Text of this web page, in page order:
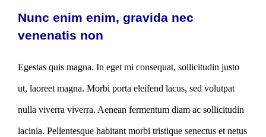
Nunc enim enim, gravida nec
venenatis non
Egestas quis magna. In eget mi consequat, sollicitudin justo
ut, laoreet magna. Morbi porta eleifend lacus, sed volutpat
nulla viverra viverra. Aenean fermentum diam ac sollicitudin
lacinia. Pellentesque habitant morbi tristique senectus et netus